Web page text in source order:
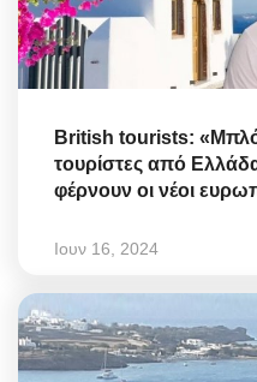
British tourists:
τουρίστες από
φέρνουν οι νέοι
Ιουν 16, 2024